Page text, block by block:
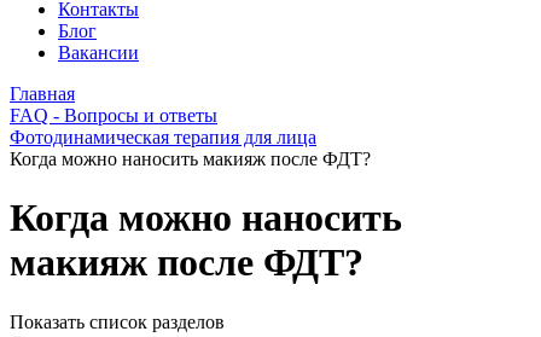
Контакты
Блог
Вакансии
Главная
FAQ - Вопросы и ответы
Фотодинамическая терапия для лица
Когда можно наносить макияж после ФДТ?
Когда можно наносить
макияж после ФДТ?
Показать список разделов